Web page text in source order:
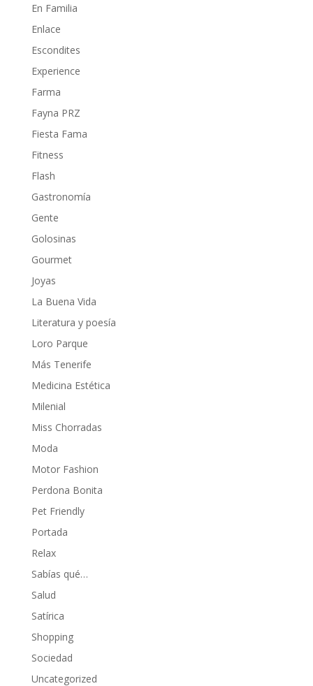
En Familia
Enlace
Escondites
Experience
Farma
Fayna PRZ
Fiesta Fama
Fitness
Flash
Gastronomía
Gente
Golosinas
Gourmet
Joyas
La Buena Vida
Literatura y poesía
Loro Parque
Más Tenerife
Medicina Estética
Milenial
Miss Chorradas
Moda
Motor Fashion
Perdona Bonita
Pet Friendly
Portada
Relax
Sabías qué…
Salud
Satírica
Shopping
Sociedad
Uncategorized